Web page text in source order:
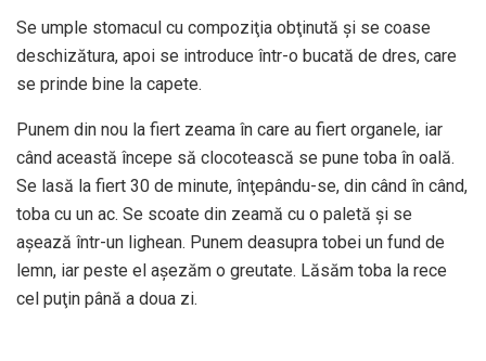
Se umple stomacul cu compoziţia obţinută şi se coase
deschizătura, apoi se introduce într-o bucată de dres, care
se prinde bine la capete.
Punem din nou la fiert zeama în care au fiert organele, iar
când această începe să clocotească se pune toba în oală.
Se lasă la fiert 30 de minute, înţepându-se, din când în când,
toba cu un ac. Se scoate din zeamă cu o paletă şi se
aşează într-un lighean. Punem deasupra tobei un fund de
lemn, iar peste el aşezăm o greutate. Lăsăm toba la rece
cel puţin până a doua zi.